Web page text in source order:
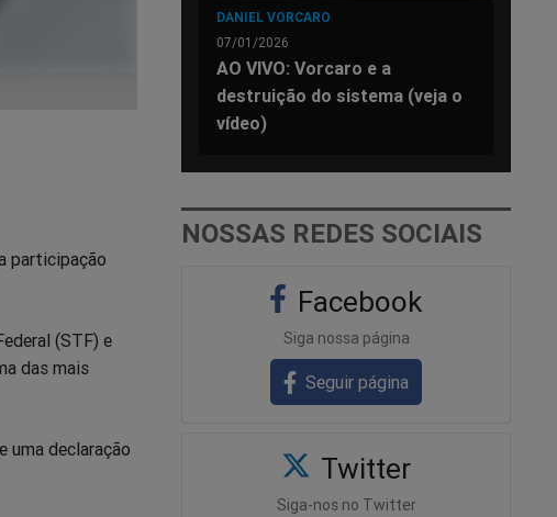
participação
(STF) e
das mais
uma declaração
DANIEL VORCARO
07/01/2026
AO VIVO: Vorcaro e a
destruição do sistema (veja o
vídeo)
NOSSAS REDES SOCIAIS
Facebook
Siga nossa página
Seguir página
Twitter
Siga-nos no Twitter